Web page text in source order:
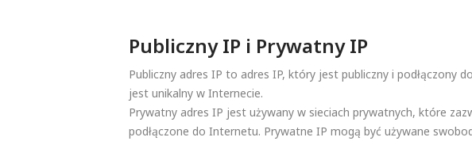
Publiczny IP i Prywatny IP
Publiczny adres IP to adres IP, który jest publiczny i podłączony
jest unikalny w Internecie.
Prywatny adres IP jest używany w sieciach prywatnych, które
podłączone do Internetu. Prywatne IP mogą być używane